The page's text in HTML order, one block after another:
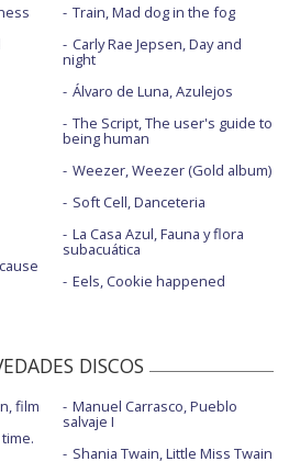
Train, Mad dog in the fog
Carly Rae Jepsen, Day and
night
Álvaro de Luna, Azulejos
The Script, The user's guide to
being human
Weezer, Weezer (Gold album)
Soft Cell, Danceteria
La Casa Azul, Fauna y flora
subacuática
Eels, Cookie happened
DISCOS
film
Manuel Carrasco, Pueblo
salvaje I
Shania Twain, Little Miss Twain